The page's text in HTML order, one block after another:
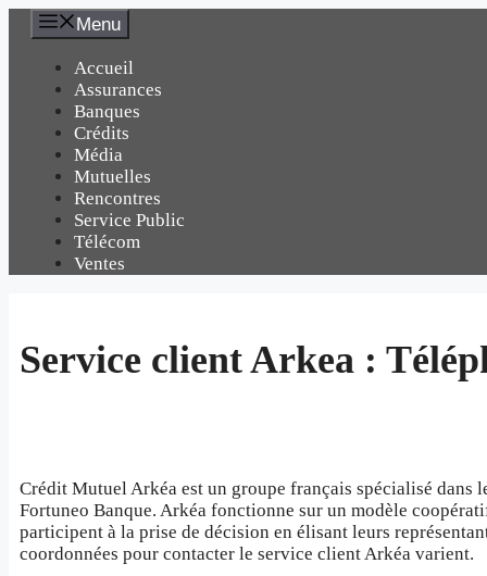
Aller
contenu
Menu
Accueil
Assurances
Banques
Crédits
Média
Mutuelles
Rencontres
Service Public
Télécom
Ventes
Service client Arkea :
Crédit Mutuel Arkéa est un groupe français spécialisé dans
Fortuneo Banque. Arkéa fonctionne sur un modèle
participent à la prise de décision en élisant leurs
coordonnées pour contacter le service client Arkéa varient.